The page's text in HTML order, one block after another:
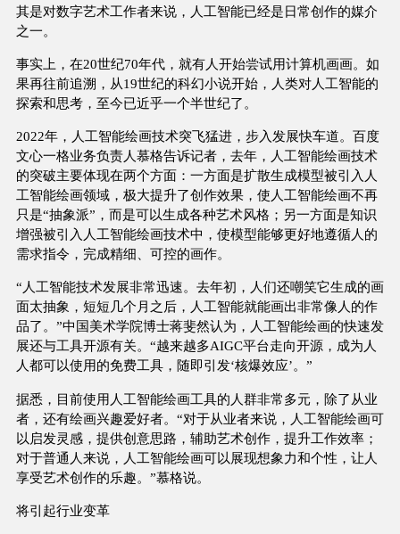
其是对数字艺术工作者来说，人工智能已经是日常创作的媒介
之一。
事实上，在20世纪70年代，就有人开始尝试用计算机画画。如
果再往前追溯，从19世纪的科幻小说开始，人类对人工智能的
探索和思考，至今已近乎一个半世纪了。
2022年，人工智能绘画技术突飞猛进，步入发展快车道。百度
文心一格业务负责人慕格告诉记者，去年，人工智能绘画技术
的突破主要体现在两个方面：一方面是扩散生成模型被引入人
工智能绘画领域，极大提升了创作效果，使人工智能绘画不再
只是“抽象派”，而是可以生成各种艺术风格；另一方面是知识
增强被引入人工智能绘画技术中，使模型能够更好地遵循人的
需求指令，完成精细、可控的画作。
“人工智能技术发展非常迅速。去年初，人们还嘲笑它生成的画
面太抽象，短短几个月之后，人工智能就能画出非常像人的作
品了。”中国美术学院博士蒋斐然认为，人工智能绘画的快速发
展还与工具开源有关。“越来越多AIGC平台走向开源，成为人
人都可以使用的免费工具，随即引发‘核爆效应’。”
据悉，目前使用人工智能绘画工具的人群非常多元，除了从业
者，还有绘画兴趣爱好者。“对于从业者来说，人工智能绘画可
以启发灵感，提供创意思路，辅助艺术创作，提升工作效率；
对于普通人来说，人工智能绘画可以展现想象力和个性，让人
享受艺术创作的乐趣。”慕格说。
将引起行业变革